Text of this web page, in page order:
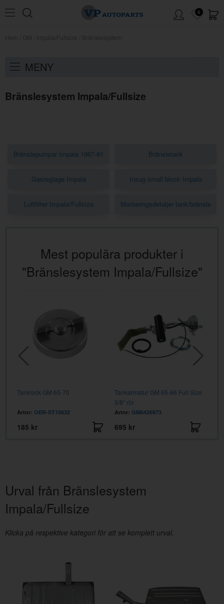
0
MENY
Bränslesystem Impala/Fullsize
Bränslepumpar Impala 1967-81 Bränsletank
Gasreglage Impala Insug small block Impala
Luftfilter Impala/Fullsize Monteringsdetaljer tank/bränsle
Mest populära produkter i
"Bränslesystem Impala/Fullsize"
Tanklock GM 65-70
Artnr: OER-ST10632
185 kr
Tankarmatur GM 65-66 Full Size
3/8" rör
Artnr: GM6426973
695 kr
Urval från Bränslesystem
Impala/Fullsize
Klicka på respektive kategori för att se komplett urval.